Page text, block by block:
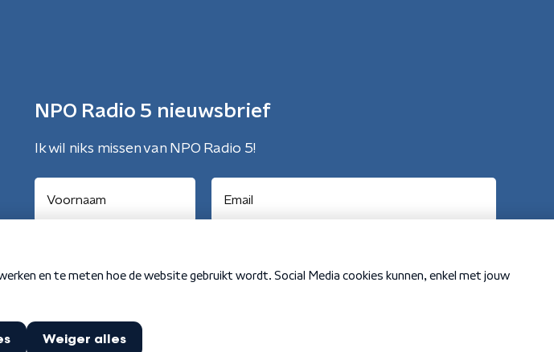
NPO Radio 5 nieuwsbrief
Ik wil niks missen van NPO Radio 5!